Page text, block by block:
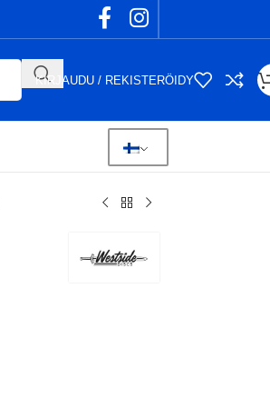
KIRJAUDU / REKISTERÖIDY